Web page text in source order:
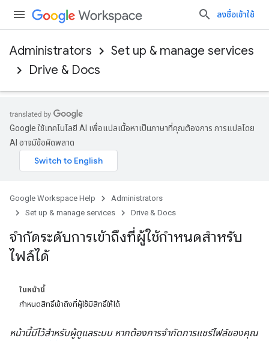
ลงชื่อเข้าใช้
Administrators
Set up & manage services
Drive & Docs
Google ใช้เทคโนโลยี AI เพื่อแปลเนื้อหาเป็นภาษาที่คุณต้องการ การแปลโดย
AI อาจมีข้อผิดพลาด
Google Workspace Help
Administrators
Set up & manage services
Drive & Docs
จํากัดระดับการเข้าถึงที่ผู้ใช้กำหนดสำหรับ
ไฟล์ได้
ในหน้านี้
กำหนดสิทธิ์เข้าถึงที่ผู้ใช้มีสิทธิ์ให้ได้
หน้านี้มีไว้สำหรับผู้ดูแลระบบ หากต้องการจำกัดการแชร์ไฟล์ของคุณ